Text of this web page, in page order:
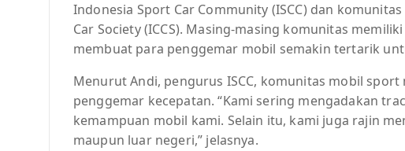
Indonesia Sport Car Community (ISCC) dan
Car Society (ICCS). Masing-masing komunitas
membuat para penggemar mobil semakin tertarik
Menurut Andi, pengurus ISCC, komunitas mobil
penggemar kecepatan. “Kami sering mengadakan
kemampuan mobil kami. Selain itu, kami juga rajin
maupun luar negeri,” jelasnya.